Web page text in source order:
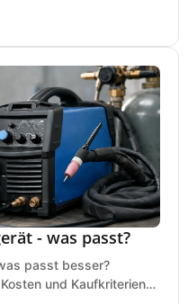
- was passt?
passt besser?
und Kaufkriterien